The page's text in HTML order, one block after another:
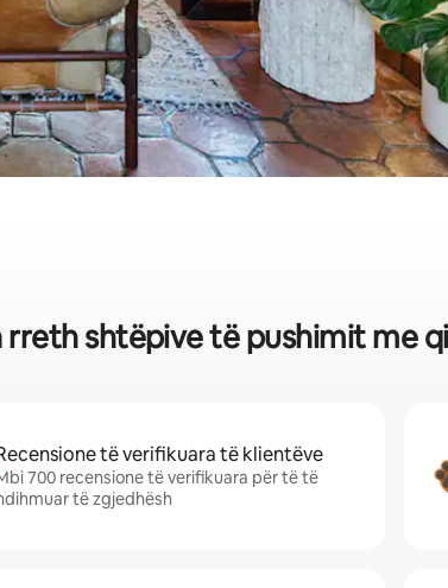
shtëpive të pushimit me
të verifikuara të klientëve
700 recensione të verifikuara për të të
të zgjedhësh